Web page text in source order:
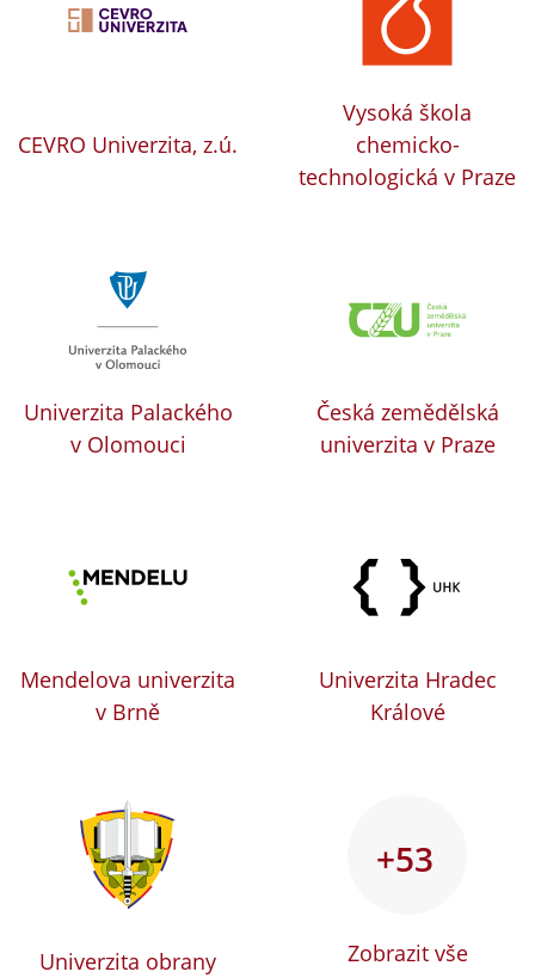
CEVRO Univerzita, z.ú.
Vysoká škola
chemicko-
technologická v Praze
Univerzita Palackého
v Olomouci
Česká zemědělská
univerzita v Praze
Mendelova univerzita
v Brně
Univerzita Hradec
Králové
Univerzita obrany
+53
Zobrazit vše